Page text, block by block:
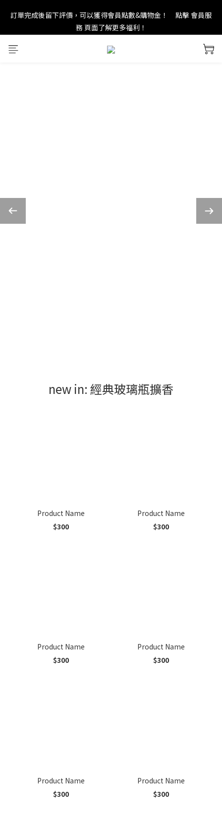
new in：火山岩擴香裝置
訂單完成後留下評價，可以獲得會員點數&購物金！     點擊 會員服
務 頁面了解更多福利！
＊ 新舊會員登錄享有$50元購物金與免運優惠 ＊           點擊 會員服
new in: 經典玻璃瓶擴香
Product Name
$300
Product Name
$300
Product Name
$300
Product Name
$300
Product Name
$300
Product Name
$300